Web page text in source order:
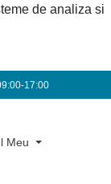
de analiza si
17:00
Meu